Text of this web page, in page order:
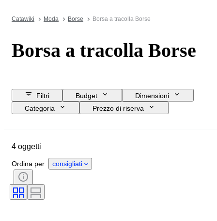
Catawiki Moda Borse Borsa a tracolla Borse
Borsa a tracolla Borse
Filtri Budget
Dimensioni
Categoria
Prezzo di riserva
Condizioni
Motivo
4 oggetti
Ordina per consigliati